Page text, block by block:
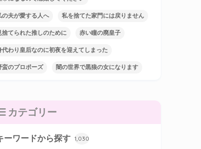
の夫が愛する人へ 私を捨てた家門には戻りません
捨てられた推しのために 赤い瞳の廃皇子
代わり皇后なのに初夜を迎えてしまった
蛮のプロポーズ 闇の世界で黒狼の女になります
カテゴリー
ーワードから探す 1,030